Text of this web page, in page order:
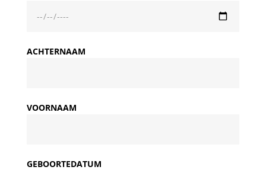
ACHTERNAAM
VOORNAAM
GEBOORTEDATUM